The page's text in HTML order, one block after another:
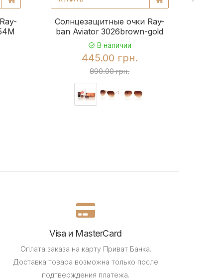
Солнцезащитные очки Ray-
ban Aviator 3026brown-gold
В наличии
445.00 грн.
890.00 грн.
Visa и MasterCard
Оплата заказа на карту Приват Банка.
Доставка товара возможна только после
подтверждения платежа.